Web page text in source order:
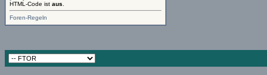
HTML-Code ist aus
Foren-Regeln